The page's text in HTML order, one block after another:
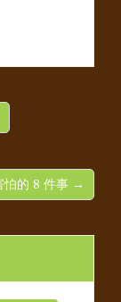
怕的 8 件事 →